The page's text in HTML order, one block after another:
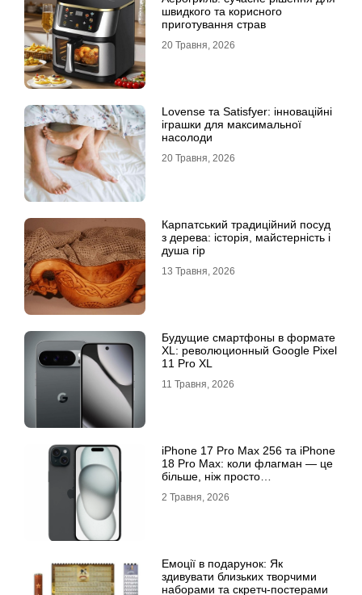
швидкого та корисного
приготування страв
20 Травня, 2026
Lovense та Satisfyer: інноваційні
іграшки для максимальної
насолоди
20 Травня, 2026
Карпатський традиційний посуд
з дерева: історія, майстерність і
душа гір
13 Травня, 2026
Будущие смартфоны в формате
XL: революционный Google Pixel
11 Pro XL
11 Травня, 2026
iРhone 17 Рro Мax 256 та iРhone
18 Рro Мax: коли флагман — це
більше, ніж просто
2 Травня, 2026
Емоції в подарунок: Як
здивувати близьких творчими
наборами та скретч-постерами